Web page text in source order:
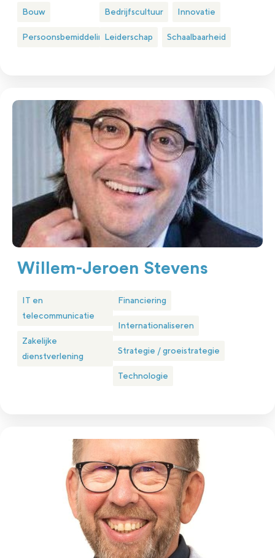
Bouw
Persoonsbemiddeling
Bedrijfscultuur Innovatie
Leiderschap Schaalbaarheid
Willem-Jeroen Stevens
IT en
telecommunicatie
Zakelijke
dienstverlening
Financiering
Internationaliseren
Strategie / groeistrategie
Technologie